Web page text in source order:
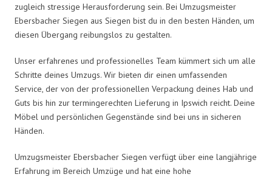
zugleich stressige Herausforderung sein. Bei Umzugsmeister
Ebersbacher Siegen aus Siegen bist du in den besten Händen, um
diesen Übergang reibungslos zu gestalten.
Unser erfahrenes und professionelles Team kümmert sich um alle
Schritte deines Umzugs. Wir bieten dir einen umfassenden
Service, der von der professionellen Verpackung deines Hab und
Guts bis hin zur termingerechten Lieferung in Ipswich reicht. Deine
Möbel und persönlichen Gegenstände sind bei uns in sicheren
Händen.
Umzugsmeister Ebersbacher Siegen verfügt über eine langjährige
Erfahrung im Bereich Umzüge und hat eine hohe